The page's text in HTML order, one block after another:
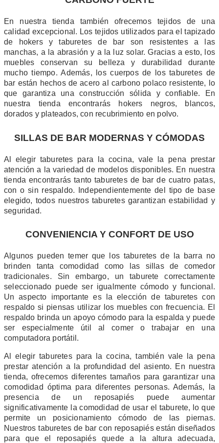
En nuestra tienda también ofrecemos tejidos de una
calidad excepcional. Los tejidos utilizados para el tapizado
de hokers y taburetes de bar son resistentes a las
manchas, a la abrasión y a la luz solar. Gracias a esto, los
muebles conservan su belleza y durabilidad durante
mucho tiempo. Además, los cuerpos de los taburetes de
bar están hechos de acero al carbono polaco resistente, lo
que garantiza una construcción sólida y confiable. En
nuestra tienda encontrarás hokers negros, blancos,
dorados y plateados, con recubrimiento en polvo.
SILLAS DE BAR MODERNAS Y CÓMODAS
Al elegir taburetes para la cocina, vale la pena prestar
atención a la variedad de modelos disponibles. En nuestra
tienda encontrarás tanto taburetes de bar de cuatro patas,
con o sin respaldo. Independientemente del tipo de base
elegido, todos nuestros taburetes garantizan estabilidad y
seguridad.
CONVENIENCIA Y CONFORT DE USO
Algunos pueden temer que los taburetes de la barra no
brinden tanta comodidad como las sillas de comedor
tradicionales. Sin embargo, un taburete correctamente
seleccionado puede ser igualmente cómodo y funcional.
Un aspecto importante es la elección de taburetes con
respaldo si piensas utilizar los muebles con frecuencia. El
respaldo brinda un apoyo cómodo para la espalda y puede
ser especialmente útil al comer o trabajar en una
computadora portátil.
Al elegir taburetes para la cocina, también vale la pena
prestar atención a la profundidad del asiento. En nuestra
tienda, ofrecemos diferentes tamaños para garantizar una
comodidad óptima para diferentes personas. Además, la
presencia de un reposapiés puede aumentar
significativamente la comodidad de usar el taburete, lo que
permite un posicionamiento cómodo de las piernas.
Nuestros taburetes de bar con reposapiés están diseñados
para que el reposapiés quede a la altura adecuada,